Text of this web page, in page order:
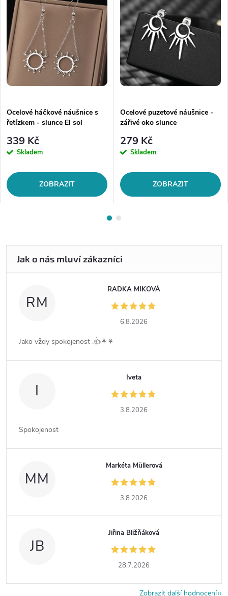
Ocelové háčkové náušnice s
řetízkem - slunce El sol
339 Kč
Skladem
ZOBRAZIT
Ocelové puzetové náušnice -
zářivé oko slunce
279 Kč
Skladem
ZOBRAZIT
RM
RADKA MIKOVÁ
6.8.2026
Jako vždy spokojenost .👍⚘️⚘️
I
Iveta
3.8.2026
Spokojenost
MM
Markéta Müllerová
3.8.2026
JB
Jiřina Bližňáková
28.7.2026
Zobrazit další hodnocení